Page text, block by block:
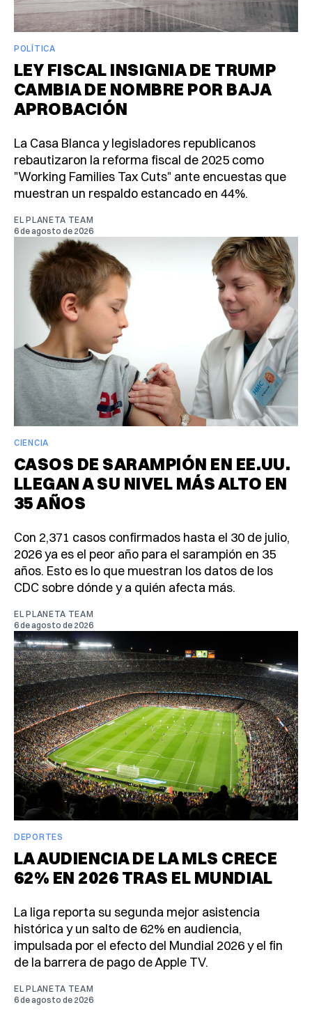
POLÍTICA
LEY FISCAL INSIGNIA DE TRUMP
CAMBIA DE NOMBRE POR BAJA
APROBACIÓN
La Casa Blanca y legisladores republicanos
rebautizaron la reforma fiscal de 2025 como
"Working Families Tax Cuts" ante encuestas que
muestran un respaldo estancado en 44%.
EL PLANETA TEAM
6 de agosto de 2026
CIENCIA
CASOS DE SARAMPIÓN EN EE.UU.
LLEGAN A SU NIVEL MÁS ALTO EN
35 AÑOS
Con 2,371 casos confirmados hasta el 30 de julio,
2026 ya es el peor año para el sarampión en 35
años. Esto es lo que muestran los datos de los
CDC sobre dónde y a quién afecta más.
EL PLANETA TEAM
6 de agosto de 2026
DEPORTES
LA AUDIENCIA DE LA MLS CRECE
62% EN 2026 TRAS EL MUNDIAL
La liga reporta su segunda mejor asistencia
histórica y un salto de 62% en audiencia,
impulsada por el efecto del Mundial 2026 y el fin
de la barrera de pago de Apple TV.
EL PLANETA TEAM
6 de agosto de 2026